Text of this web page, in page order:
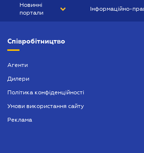
Новинні
портали
БІЗНЕС
Інформаційно-
БУХГАЛТЕР
Співробітництво
Агенти
Дилери
Політика конфіденційності
Умови використання сайту
Реклама